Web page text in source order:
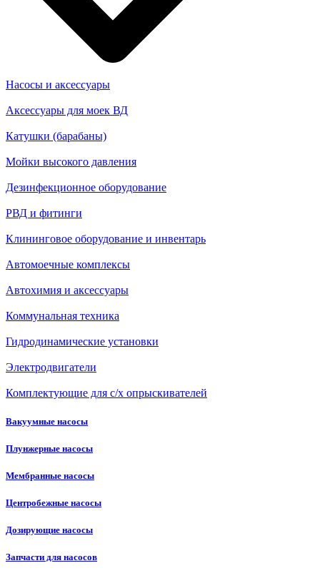
Насосы и аксессуары
Аксессуары для моек ВД
Катушки (барабаны)
Мойки высокого давления
Дезинфекционное оборудование
РВД и фитинги
Клининговое оборудование и инвентарь
Автомоечные комплексы
Автохимия и аксессуары
Коммунальная техника
Гидродинамические установки
Электродвигатели
Комплектующие для с/х опрыскивателей
Вакуумные насосы
Плунжерные насосы
Мембранные насосы
Центробежные насосы
Дозирующие насосы
Запчасти для насосов